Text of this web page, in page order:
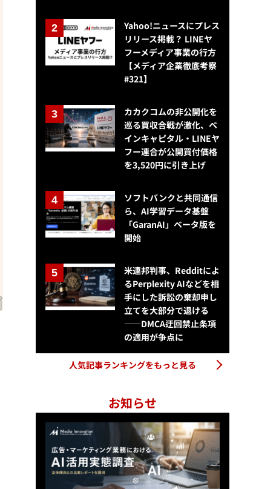
Yahoo!ニュースにプレス
リリース掲載？ LINEヤ
フーメディア事業の行方
【メディア企業徹底考察
#321】
カカクコムの非公開化を
巡る買収合戦が激化、ベ
インキャピタル・LINEヤ
フー連合が公開買付価格
を3,520円に引き上げ
ソフトバンクと共同通信
ら、AI学習データ基盤
「GaranAI」ベータ版を
開始
米連邦判事、Redditによ
るPerplexity AIなどを相
手にした訴訟の棄却申し
立てを大部分で退ける
——DMCA迂回禁止条項
の適用が争点に
人気記事ランキングをもっと見る
お知らせ